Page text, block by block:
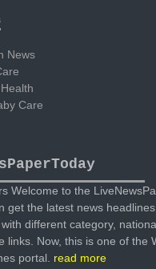
News
Care
Welcome to the
get the latest news
different category,
links. Now, this is one of the
portal. read more